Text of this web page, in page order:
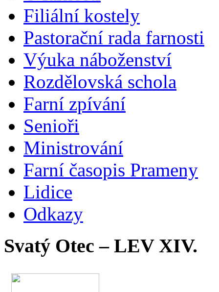
Filiální kostely
Pastorační rada farnosti
Výuka náboženství
Rozdělovská schola
Farní zpívání
Senioři
Ministrování
Farní časopis Prameny
Lidice
Odkazy
Svatý Otec – LEV XIV.